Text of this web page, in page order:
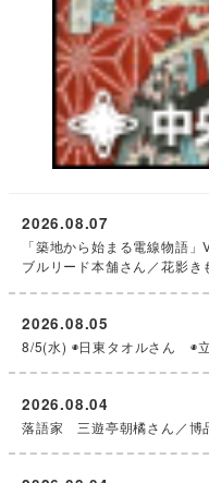
「築地から始まる電線物語
ブルリード本舗さん／花影き
2026.08.07
8/5(水) ◉日東タオルさん ◉
2026.08.05
落語家 三遊亭朝橘さん／博
2026.08.04